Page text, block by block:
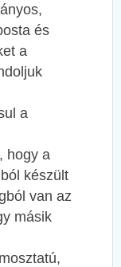
és
a
a
hogy a
készült
van az
másik